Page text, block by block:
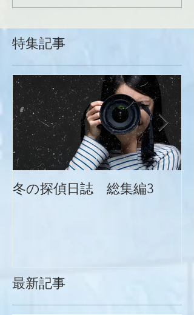
特集記事
冬の探偵日誌 総集編3
最新記事